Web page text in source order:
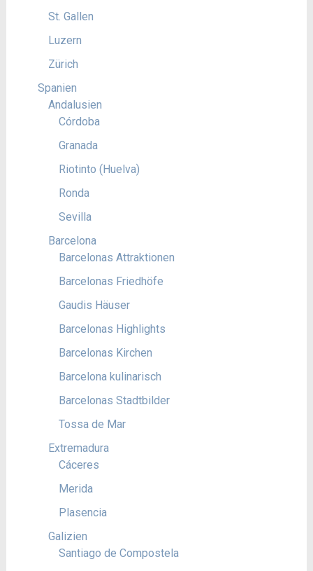
St. Gallen
Luzern
Zürich
Spanien
Andalusien
Córdoba
Granada
Riotinto (Huelva)
Ronda
Sevilla
Barcelona
Barcelonas Attraktionen
Barcelonas Friedhöfe
Gaudis Häuser
Barcelonas Highlights
Barcelonas Kirchen
Barcelona kulinarisch
Barcelonas Stadtbilder
Tossa de Mar
Extremadura
Cáceres
Merida
Plasencia
Galizien
Santiago de Compostela